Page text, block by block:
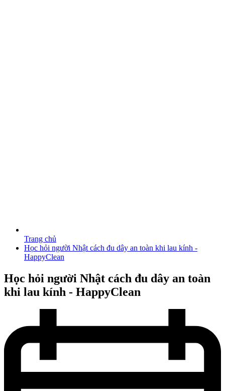
Trang chủ
Học hỏi người Nhật cách đu dây an toàn khi lau kính -
HappyClean
Học hỏi người Nhật cách đu dây an toàn
khi lau kính - HappyClean